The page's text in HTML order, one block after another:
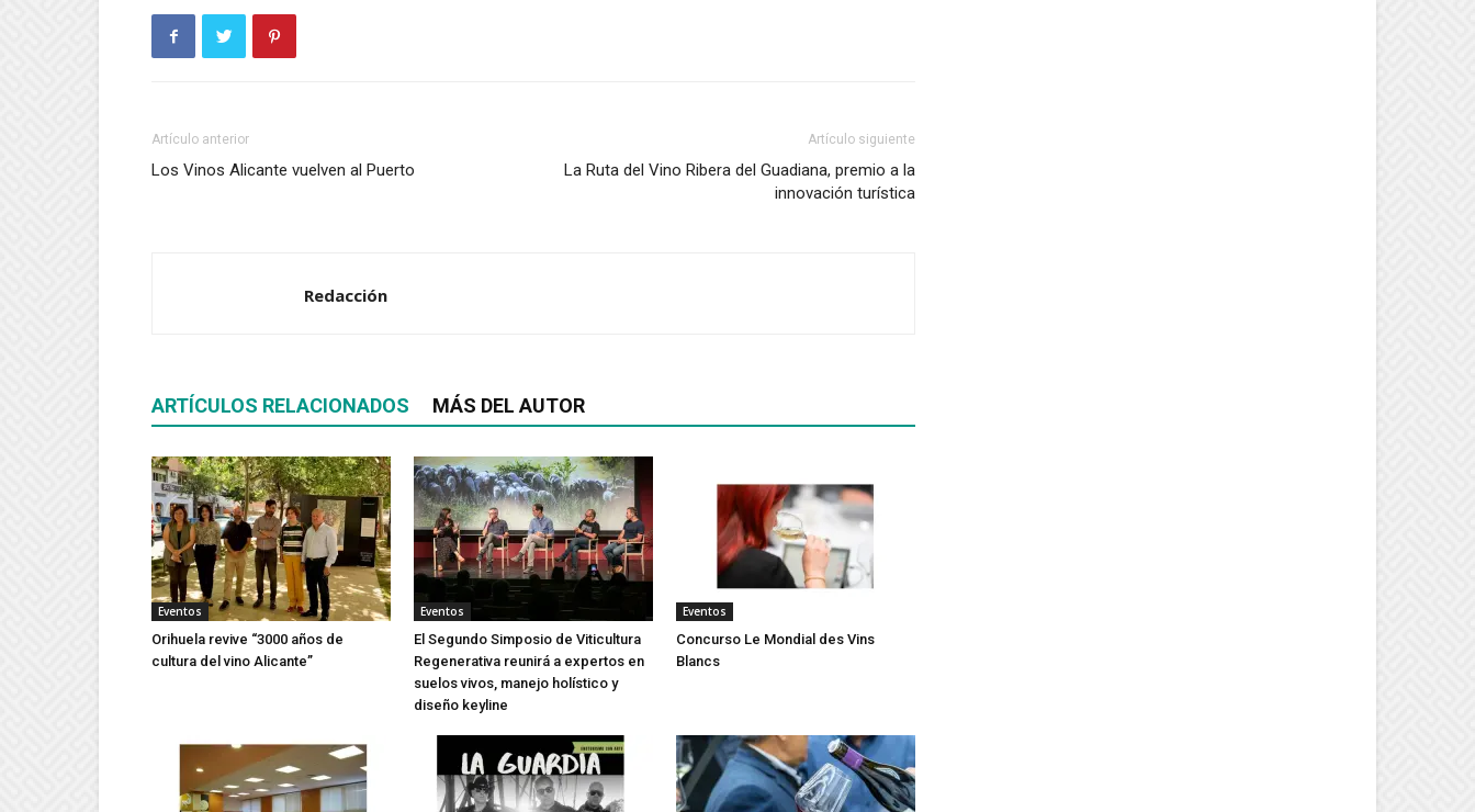
Artículo anterior
Los Vinos Alicante vuelven al Puerto
Artículo siguiente
La Ruta del Vino Ribera del Guadiana, premio a la
innovación turística
Redacción
ARTÍCULOS RELACIONADOS MÁS DEL AUTOR
Eventos
Orihuela revive “3000 años de
cultura del vino Alicante”
Eventos
El Segundo Simposio de Viticultura
Regenerativa reunirá a expertos en
suelos vivos, manejo holístico y
diseño keyline
Eventos
Concurso Le Mondial des Vins
Blancs